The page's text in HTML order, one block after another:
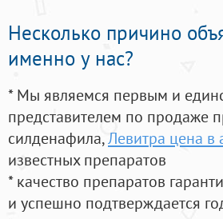
Несколько причино
именно у нас?
* Мы являемся первым и
представителем по продаже
силденафила,Левитра цена в
известных препаратов
* качество препаратов
и успешно подтверждается